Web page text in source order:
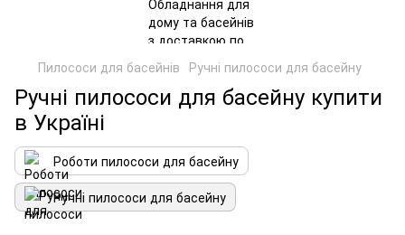
Пилососи для басейнів Ручні пилососи для басейну
Ручні пилососи для басейну купити
в Україні
Роботи пилососи для басейну
Ручні пилососи для басейну